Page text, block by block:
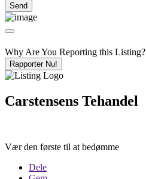
Why Are You Reporting this Listing?
Rapporter Nu!
Carstensens Tehandel
Vær den første til at bedømme
Dele